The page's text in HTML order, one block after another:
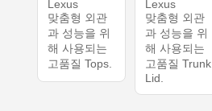
Lexus
맞춤형 외관
과 성능을 위
해 사용되는
고품질 Tops.
Lexus
맞춤형 외관
과 성능을 위
해 사용되는
고품질 Trunk
Lid.